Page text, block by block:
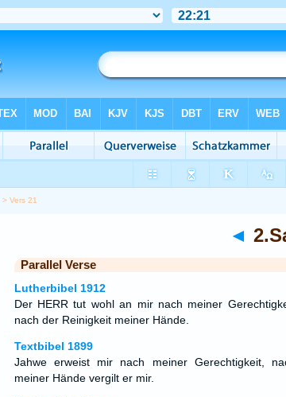
> Vers 21
◄
Parallel Verse
Lutherbibel 1912
Der HERR tut wohl an mir nach meiner
nach der Reinigkeit meiner Hände.
Textbibel 1899
Jahwe erweist mir nach meiner Gerechtigkeit,
meiner Hände vergilt er mir.